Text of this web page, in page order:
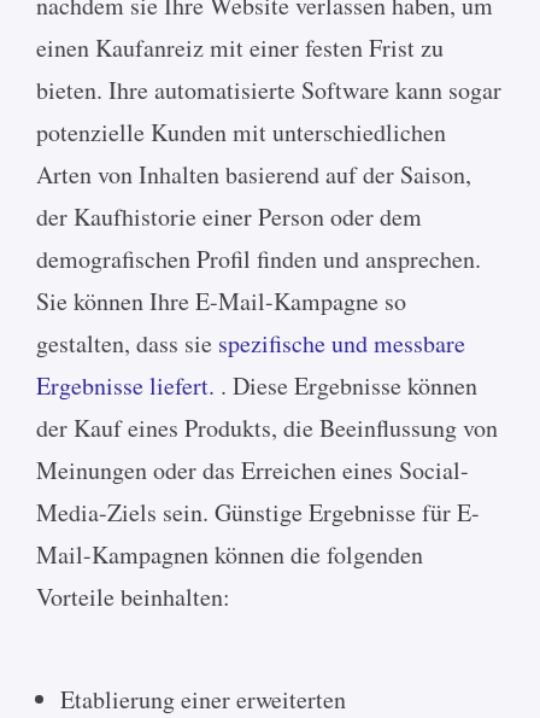
einen Kaufanreiz mit einer festen Frist zu
bieten. Ihre automatisierte Software kann sogar
potenzielle Kunden mit unterschiedlichen
Arten von Inhalten basierend auf der Saison,
der Kaufhistorie einer Person oder dem
demografischen Profil finden und ansprechen.
Sie können Ihre E-Mail-Kampagne so
gestalten, dass sie spezifische und messbare
Ergebnisse liefert. . Diese Ergebnisse können
der Kauf eines Produkts, die Beeinflussung von
Meinungen oder das Erreichen eines Social-
Media-Ziels sein. Günstige Ergebnisse für E-
Mail-Kampagnen können die folgenden
Vorteile beinhalten:
Etablierung einer erweiterten